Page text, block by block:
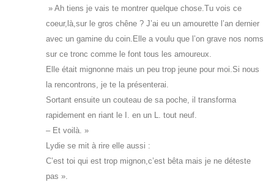
» Ah tiens je vais te montrer quelque chose.Tu vois ce
coeur,là,sur le gros chêne ? J’ai eu un amourette l’an dernier
avec un gamine du coin.Elle a voulu que l’on grave nos noms
sur ce tronc comme le font tous les amoureux.
Elle était mignonne mais un peu trop jeune pour moi.Si nous
la rencontrons, je te la présenterai.
Sortant ensuite un couteau de sa poche, il transforma
rapidement en riant le I. en un L. tout neuf.
– Et voilà. »
Lydie se mit à rire elle aussi :
C’est toi qui est trop mignon,c’est bêta mais je ne déteste
pas ».